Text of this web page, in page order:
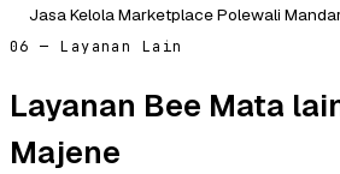
Jasa Kelola Marketplace Polewali
06 — Layanan Lain
Layanan Bee Mata
Majene